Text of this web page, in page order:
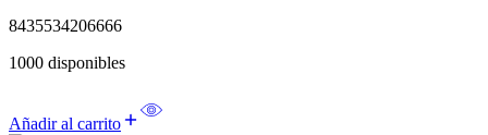
8435534206666
1000 disponibles
Añadir al carrito